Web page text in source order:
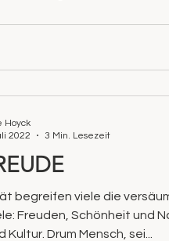
begreifen viele die
Freuden, Schönheit und
Kultur. Drum Mensch, sei...
Hoyck
2022
3 Min. Lesezeit